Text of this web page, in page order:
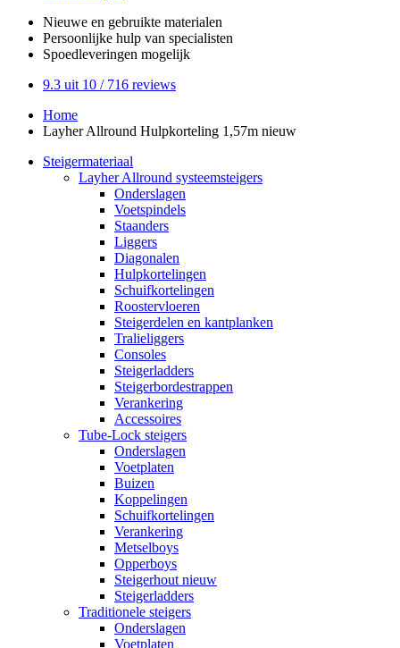
Nieuwe en gebruikte materialen
Persoonlijke hulp van specialisten
Spoedleveringen mogelijk
9.3 uit 10 / 716 reviews
Home
Layher Allround Hulpkorteling 1,57m nieuw
Steigermateriaal
Layher Allround systeemsteigers
Onderslagen
Voetspindels
Staanders
Liggers
Diagonalen
Hulpkortelingen
Schuifkortelingen
Roostervloeren
Steigerdelen en kantplanken
Tralieliggers
Consoles
Steigerladders
Steigerbordestrappen
Verankering
Accessoires
Tube-Lock steigers
Onderslagen
Voetplaten
Buizen
Koppelingen
Schuifkortelingen
Verankering
Metselboys
Opperboys
Steigerhout nieuw
Steigerladders
Traditionele steigers
Onderslagen
Voetplaten